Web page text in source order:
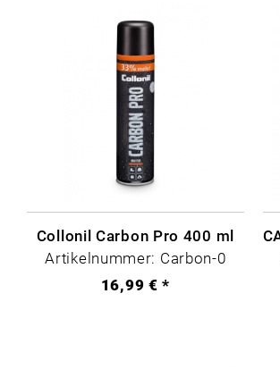
Collonil Carbon Pro 400 ml
Artikelnummer: Carbon-0
16,99 € *